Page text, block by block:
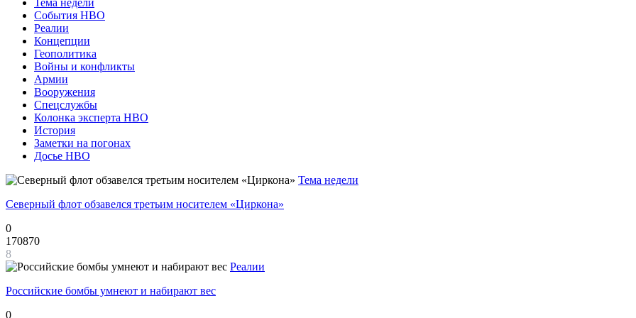
Тема недели
События НВО
Реалии
Концепции
Геополитика
Войны и конфликты
Армии
Вооружения
Спецслужбы
Колонка эксперта НВО
История
Заметки на погонах
Досье НВО
Тема недели
Северный флот обзавелся третьим носителем «Циркона»
0
170870
8
Реалии
Российские бомбы умнеют и набирают вес
0